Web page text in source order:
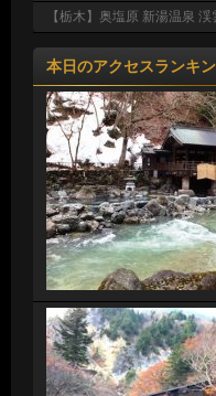
【栃木】奥塩原 新湯温泉
本日のアクセスランキ